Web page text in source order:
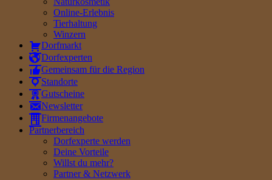
Online-Erlebnis
Tierhaltung
Winzern
Dorfmarkt
Dorfexperten
Gemeinsam für die Region
Standorte
Gutscheine
Newsletter
Firmenangebote
Partnerbereich
Dorfexperte werden
Deine Vorteile
Willst du mehr?
Partner & Netzwerk